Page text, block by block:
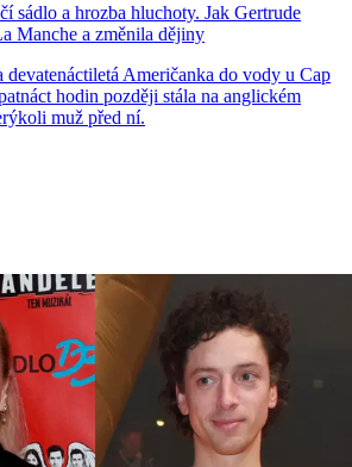
sádlo a hrozba hluchoty. Jak Gertrude
Manche a změnila dějiny
devatenáctiletá Američanka do vody u Cap
hodin později stála na anglickém
muž před ní.